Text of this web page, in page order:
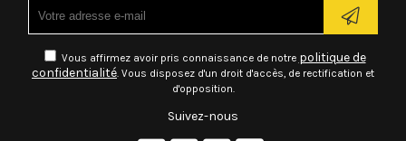
Vous affirmez avoir pris connaissance de notre politique de
confidentialité. Vous disposez d'un droit d'accès, de rectification et
d'opposition.
Suivez-nous